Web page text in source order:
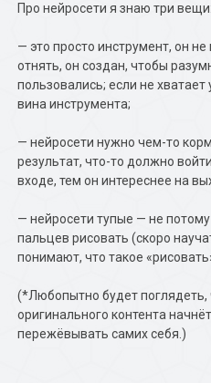
Про нейросети я знаю три вещи:
— это просто инструмент, он
отнять, он создан, чтобы
пользовались; если не хватает
вина инструмента;
— нейросети нужно чем-то
результат, что-то должно
входе, тем он интереснее на
— нейросети тупые — не
пальцев рисовать (скоро
понимают, что такое
(*Любопытно будет поглядеть,
оригинального контента
пережёвывать самих себя.)